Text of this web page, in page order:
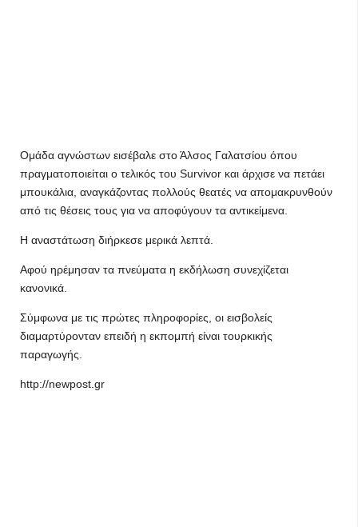
Ομάδα αγνώστων εισέβαλε στο Άλσος Γαλατσίου όπου
πραγματοποιείται ο τελικός του Survivor και άρχισε να πετάει
μπουκάλια, αναγκάζοντας πολλούς θεατές να απομακρυνθούν
από τις θέσεις τους για να αποφύγουν τα αντικείμενα.
Η αναστάτωση διήρκεσε μερικά λεπτά.
Αφού ηρέμησαν τα πνεύματα η εκδήλωση συνεχίζεται
κανονικά.
Σύμφωνα με τις πρώτες πληροφορίες, οι εισβολείς
διαμαρτύρονταν επειδή η εκπομπή είναι τουρκικής
παραγωγής.
http://newpost.gr